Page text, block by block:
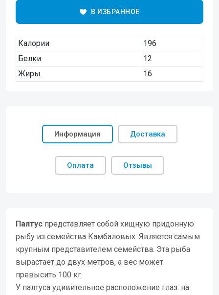
В ИЗБРАННОЕ
Калории
196
Белки
12
Жиры
16
Информация Доставка
Оплата Отзывы
Палтус представляет собой хищную придонную
рыбу из семейства Камбаловых. Является самым
крупным представителем семейства. Эта рыба
вырастает до двух метров, а вес может
превысить 100 кг.
У палтуса удивительное расположение глаз: на